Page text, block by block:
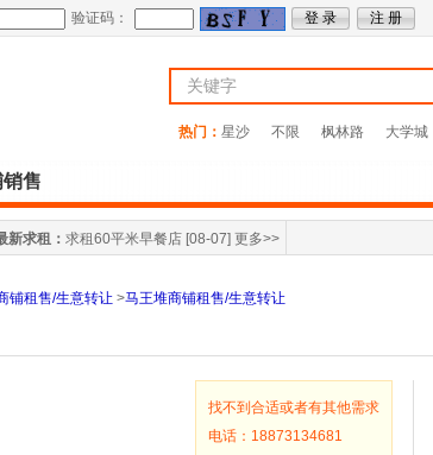
验证码：
热门： 星沙 不限 枫林路 大学城
售
新求租： 求租60平米早餐店 [08-07] 更多>>
铺租售/生意转让 >马王堆商铺租售/生意转让
找不到合适或者有其他需求
电话：18873134681